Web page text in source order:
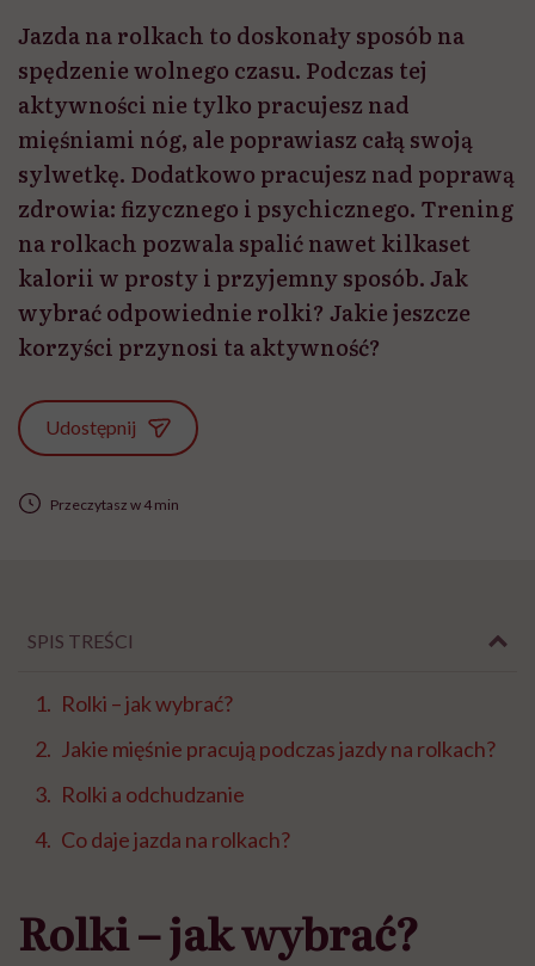
Jazda na rolkach to doskonały sposób na
spędzenie wolnego czasu. Podczas tej
aktywności nie tylko pracujesz nad
mięśniami nóg, ale poprawiasz całą swoją
sylwetkę. Dodatkowo pracujesz nad poprawą
zdrowia: fizycznego i psychicznego. Trening
na rolkach pozwala spalić nawet kilkaset
kalorii w prosty i przyjemny sposób. Jak
wybrać odpowiednie rolki? Jakie jeszcze
korzyści przynosi ta aktywność?
Udostępnij
Przeczytasz w 4 min
SPIS TREŚCI
Rolki – jak wybrać?
Jakie mięśnie pracują podczas jazdy na rolkach?
Rolki a odchudzanie
Co daje jazda na rolkach?
Rolki – jak wybrać?